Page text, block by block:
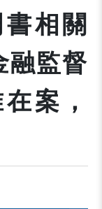
相關
融監督
案，